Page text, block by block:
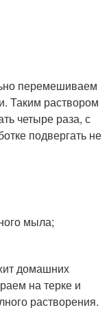
перемешиваем
Таким раствором
четыре раза, с
подвергать не
мыла;
домашних
на терке и
растворения.